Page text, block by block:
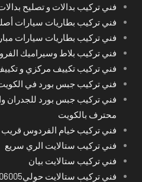
فني تركيب بدالات و تصليح
فني تركيب بطاريات سيارات
فني تركيب بطاريات سيارات
فني تركيب بلاط وسيراميك
فني تركيب تكييف مركزي و
فني تركيب جبس بورد في الكويت
فني تركيب جبس بورد للجدران
محترف بالكويت
فني تركيب خيام الفردوس
فني تركيب ستالايت الري سريع
فني تركيب ستالايت بيان
فني تركيب ستالايت حولي55806005